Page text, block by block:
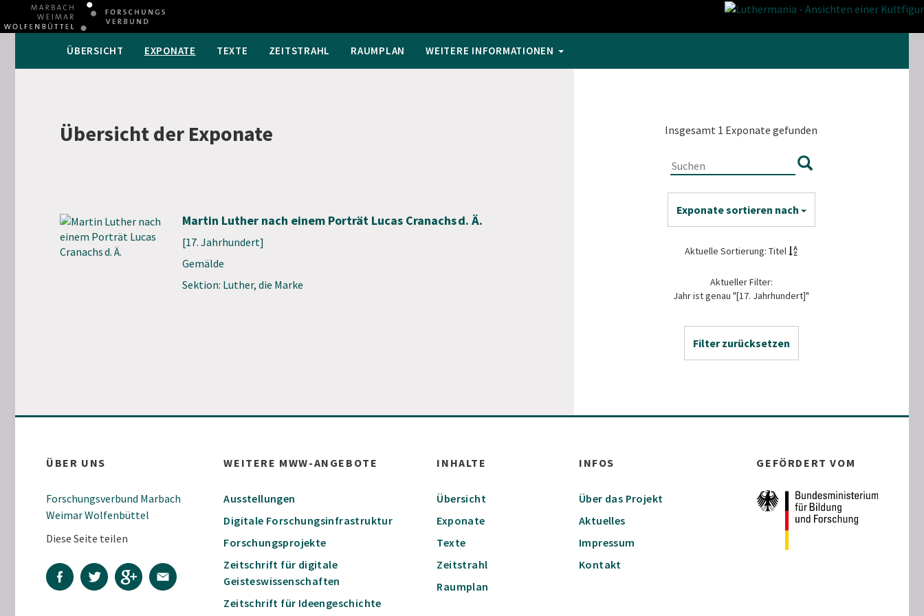
ÜBERSICHT EXPONATE TEXTE ZEITSTRAHL RAUMPLAN WEITERE INFORMATIONEN
Insgesamt 1 Exponate gefunden
Exponate sortieren nach
Aktuelle Sortierung: Titel
Aktueller Filter:
Jahr ist genau "[17. Jahrhundert]"
Filter zurücksetzen
Übersicht der Exponate
Martin Luther nach einem Porträt Lucas Cranachs d. Ä.
[17. Jahrhundert]
Gemälde
Sektion: Luther, die Marke
ÜBER UNS
Forschungsverbund Marbach
Weimar Wolfenbüttel
Diese Seite teilen
WEITERE MWW-ANGEBOTE
Ausstellungen
Digitale Forschungsinfrastruktur
Forschungsprojekte
Zeitschrift für digitale
Geisteswissenschaften
Zeitschrift für Ideengeschichte
INHALTE
Übersicht
Exponate
Texte
Zeitstrahl
Raumplan
INFOS
Über das Projekt
Aktuelles
Impressum
Kontakt
GEFÖRDERT VOM